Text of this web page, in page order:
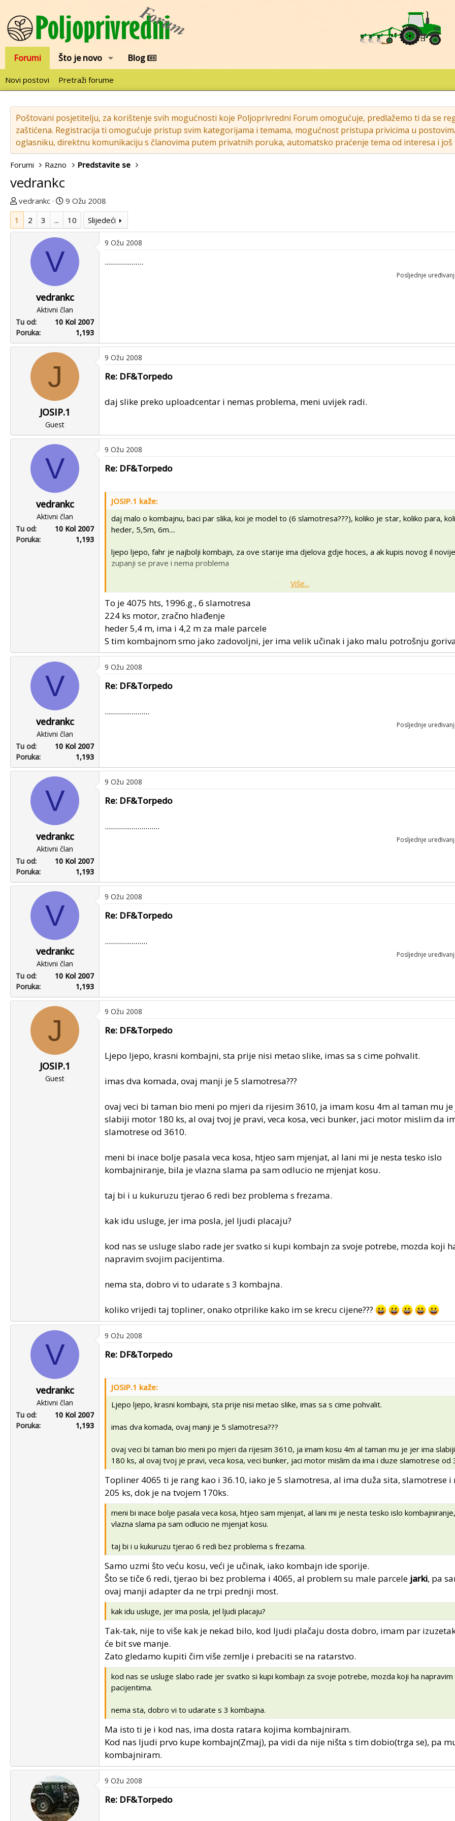
Forumi Što je novo Blog
Novi postovi Pretraži forume
Poštovani posjetitelju, za korištenje svih mogućnosti koje Poljoprivredni Forum omogućuje, predlažemo ti da se
zaštićena. Registracija ti omogućuje pristup svim kategorijama i temama, mogućnost pristupa privicima u
oglasniku, direktnu komunikaciju s članovima putem privatnih poruka, automatsko praćenje tema od interesa i
Forumi Razno Predstavite se
vedrankc
T
e
u
o
vedrankc
D
a
u
m
g
p
o
t
a
9 Ožu 2008
1
2 3 ... 10 Slijedeći
V
vedrankc
Aktivni član
Tu od
10 Kol 2007
Poruka
1,193
9 Ožu 2008
...................
Posljednje
J
JOSIP.1
Guest
9 Ožu 2008
Re: DF&Torpedo
daj slike preko uploadcentar i nemas problema, meni uvijek radi.
V
vedrankc
Aktivni član
Tu od
10 Kol 2007
Poruka
1,193
9 Ožu 2008
Re: DF&Torpedo
JOSIP.1 kaže:
daj malo o kombajnu, baci par slika, koi je model to (6 slamotresa???), koliko je star, koliko para,
heder, 5,5m, 6m....
ljepo ljepo, fahr je najbolji kombajn, za ove starije ima djelova gdje hoces, a ak kupis novog il
zupanji se prave i nema problema
mozes prebacit pod kombajni da ne budemo off topicViše...
To je 4075 hts, 1996.g., 6 slamotresa
224 ks motor, zračno hlađenje
heder 5,4 m, ima i 4,2 m za male parcele
S tim kombajnom smo jako zadovoljni, jer ima velik učinak i jako malu potrošnju
V
vedrankc
Aktivni član
Tu od
10 Kol 2007
Poruka
1,193
9 Ožu 2008
Re: DF&Torpedo
......................
Posljednje
V
vedrankc
Aktivni član
Tu od
10 Kol 2007
Poruka
1,193
9 Ožu 2008
Re: DF&Torpedo
...........................
Posljednje
V
vedrankc
Aktivni član
Tu od
10 Kol 2007
Poruka
1,193
9 Ožu 2008
Re: DF&Torpedo
.....................
Posljednje
J
JOSIP.1
Guest
9 Ožu 2008
Re: DF&Torpedo
Ljepo ljepo, krasni kombajni, sta prije nisi metao slike, imas sa s cime pohvalit.
imas dva komada, ovaj manji je 5 slamotresa???
ovaj veci bi taman bio meni po mjeri da rijesim 3610, ja imam kosu 4m al taman mu
slabiji motor 180 ks, al ovaj tvoj je pravi, veca kosa, veci bunker, jaci motor mislim da
slamotrese od 3610.
meni bi inace bolje pasala veca kosa, htjeo sam mjenjat, al lani mi je nesta tesko islo
kombajniranje, bila je vlazna slama pa sam odlucio ne mjenjat kosu.
taj bi i u kukuruzu tjerao 6 redi bez problema s frezama.
kak idu usluge, jer ima posla, jel ljudi placaju?
kod nas se usluge slabo rade jer svatko si kupi kombajn za svoje potrebe, mozda koji
napravim svojim pacijentima.
nema sta, dobro vi to udarate s 3 kombajna.
koliko vrijedi taj topliner, onako otprilike kako im se krecu cijene???
V
vedrankc
Aktivni član
Tu od
10 Kol 2007
Poruka
1,193
9 Ožu 2008
Re: DF&Torpedo
JOSIP.1 kaže:
Ljepo ljepo, krasni kombajni, sta prije nisi metao slike, imas sa s cime pohvalit.
imas dva komada, ovaj manji je 5 slamotresa???
ovaj veci bi taman bio meni po mjeri da rijesim 3610, ja imam kosu 4m al taman mu je jer ima
180 ks, al ovaj tvoj je pravi, veca kosa, veci bunker, jaci motor mislim da ima i duze slamotrese od
Topliner 4065 ti je rang kao i 36.10, iako je 5 slamotresa, al ima duža sita, slamotrese
205 ks, dok je na tvojem 170ks.
meni bi inace bolje pasala veca kosa, htjeo sam mjenjat, al lani mi je nesta tesko islo
vlazna slama pa sam odlucio ne mjenjat kosu.
taj bi i u kukuruzu tjerao 6 redi bez problema s frezama.
Samo uzmi što veću kosu, veći je učinak, iako kombajn ide sporije.
Što se tiče 6 redi, tjerao bi bez problema i 4065, al problem su male parcele jarki, pa
ovaj manji adapter da ne trpi prednji most.
kak idu usluge, jer ima posla, jel ljudi placaju?
Tak-tak, nije to više kak je nekad bilo, kod ljudi plačaju dosta dobro, imam par
će bit sve manje.
Zato gledamo kupiti čim više zemlje i prebaciti se na ratarstvo.
kod nas se usluge slabo rade jer svatko si kupi kombajn za svoje potrebe, mozda koji ha
pacijentima.
nema sta, dobro vi to udarate s 3 kombajna.
Ma isto ti je i kod nas, ima dosta ratara kojima kombajniram.
Kod nas ljudi prvo kupe kombajn(Zmaj), pa vidi da nije ništa s tim dobio(trga se), pa
kombajniram.
9 Ožu 2008
Re: DF&Torpedo